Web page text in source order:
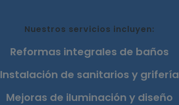
Nuestros servicios incluyen:
Reformas integrales de baños
Instalación de sanitarios y grifería
Mejoras de iluminación y diseño